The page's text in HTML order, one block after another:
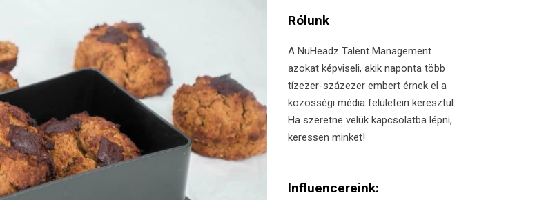
Rólunk
A NuHeadz Talent Management
azokat képviseli, akik naponta több
tízezer-százezer embert érnek el a
közösségi média felületein keresztül.
Ha szeretne velük kapcsolatba lépni,
keressen minket!
Influencereink: